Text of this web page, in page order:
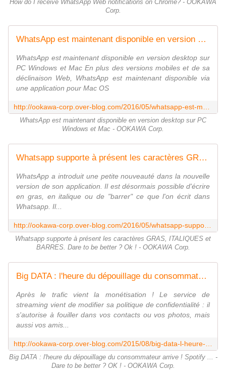
How do I receive WhatsApp Web notifications on Chrome? - OOKAWA
Corp.
WhatsApp est maintenant disponible en version desktop sur PC Windows et Mac - OOKAWA Corp.
WhatsApp est maintenant disponible en version desktop sur
PC Windows et Mac En plus des versions mobiles et de sa
déclinaison Web, WhatsApp est maintenant disponible via
une application pour Mac OS
WhatsApp est maintenant disponible en version desktop sur PC
Windows et Mac - OOKAWA Corp.
Whatsapp supporte à présent les caractères GRAS, ITALIQUES et BARRES. Dare to be better ? Ok ! - OOKAWA Corp.
WhatsApp a introduit une petite nouveauté dans la nouvelle
version de son application. Il est désormais possible d'écrire
en gras, en italique ou de "barrer" ce que l'on écrit dans
Whatsapp. Il...
Whatsapp supporte à présent les caractères GRAS, ITALIQUES et
BARRES. Dare to be better ? Ok ! - OOKAWA Corp.
Big DATA : l'heure du dépouillage du consommateur arrive ! Spotify ... - Dare to be better ? OK ! - OOKAWA Corp.
Après le trafic vient la monétisation ! Le service de
streaming vient de modifier sa politique de confidentialité : il
s'autorise à fouiller dans vos contacts ou vos photos, mais
aussi vos amis...
Big DATA : l'heure du dépouillage du consommateur arrive ! Spotify ... -
Dare to be better ? OK ! - OOKAWA Corp.